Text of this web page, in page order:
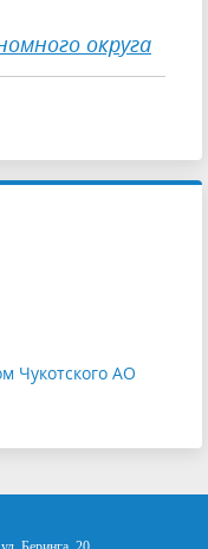
округа
Чукотского АО